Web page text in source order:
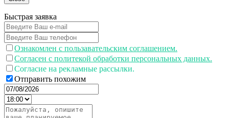
Быстрая заявка
Ознакомлен с пользавательским соглашением.
Согласен с политекой обработки персональных данных.
Согласие на рекламные рассылки.
Отправить похожим